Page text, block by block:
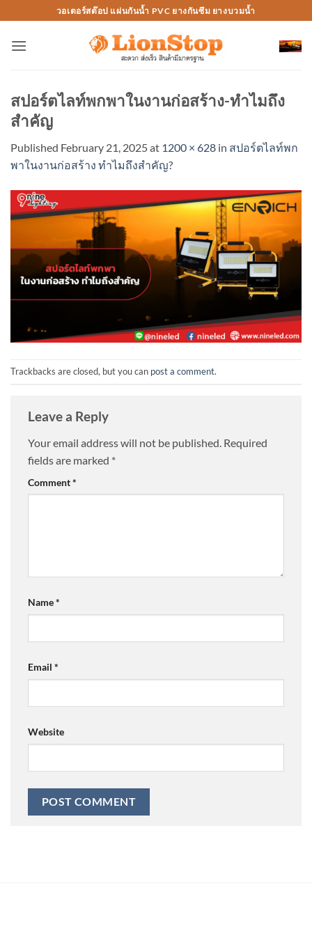
to
content
วอเตอร์สต๊อป แผ่นกันน้ำ PVC ยางกันซึม ยางบวมน้ำ
สปอร์ตไลท์พกพาในงานก่อสร้าง-ทำไมถึง
สำคัญ
Published February 21, 2025at 1200 × 628 in สปอร์ตไลท์พก
พาในงานก่อสร้าง ทำไมถึงสำคัญ?
Trackbacks are closed, but you can post a comment.
Leave a Reply
Your email address will not be published. Required
fields are marked *
Comment*
Name*
Email *
Website